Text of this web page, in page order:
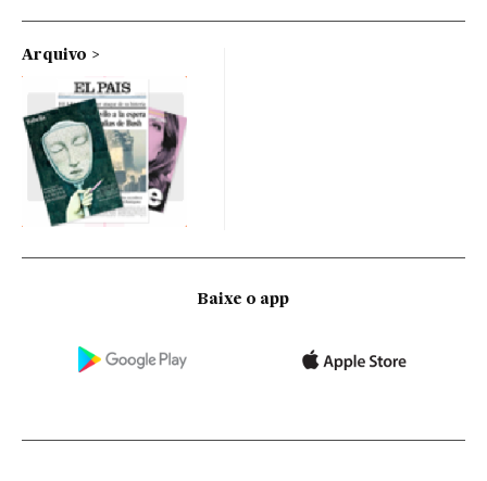
Arquivo
Baixe o app